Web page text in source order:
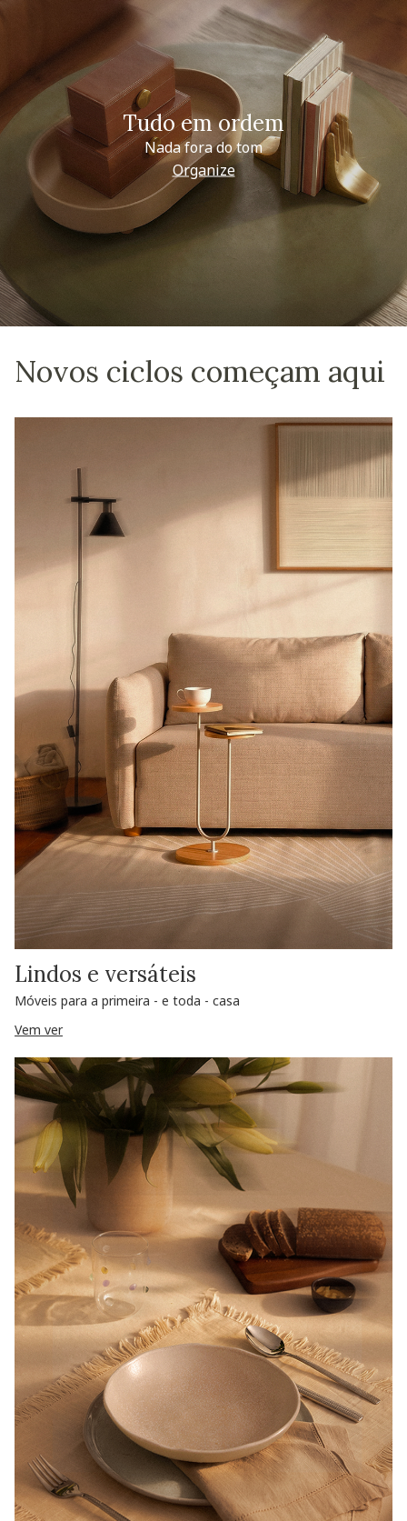
Tudo em ordem
Nada fora do tom
Organize
Novos ciclos começam aqui
Lindos e versáteis
Móveis para a primeira - e toda - casa
Vem ver